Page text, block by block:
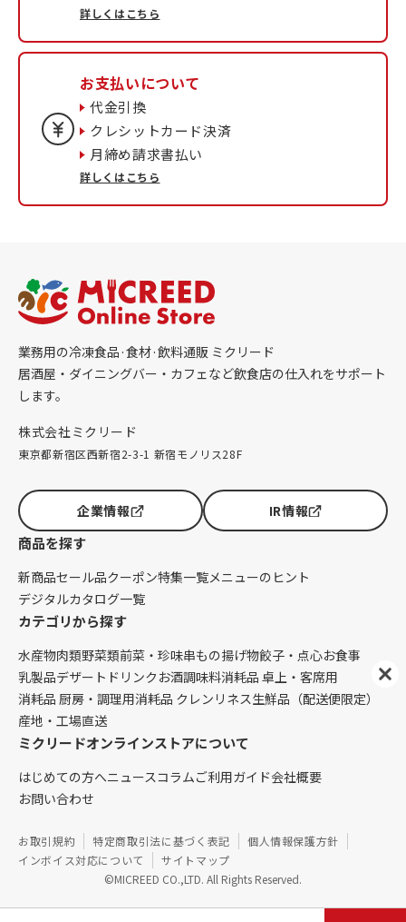
詳しくはこちら
お支払いについて
代金引換
クレシットカード決済
月締め請求書払い
詳しくはこちら
業務用の冷凍食品·食材·飲料通販 ミクリード
居酒屋・ダイニングバー・カフェなど飲食店の仕入れをサポート
します。
株式会社ミクリード
東京都新宿区西新宿2-3-1 新宿モノリス28F
企業情報 IR情報
商品を探す
新商品セール品クーポン特集一覧メニューのヒント
デジタルカタログ一覧
カテゴリから探す
水産物肉類野菜類前菜・珍味串もの揚げ物餃子・点心お食事
乳製品デザート ドリンク お酒調味料消耗品 卓上・客席用
消耗品 厨房・調理用消耗品 クレンリネス生鮮品（配送便限定）
産地・工場直送
ミクリードオンラインストアについて
はじめての方へニュースコラムご利用ガイド会社概要
お問い合わせ
©MICREED CO.,LTD. All Rights Reserved.
お取引規約 特定商取引法に基づく表記
個人情報保護方針
インボイス対応について
サイトマップ